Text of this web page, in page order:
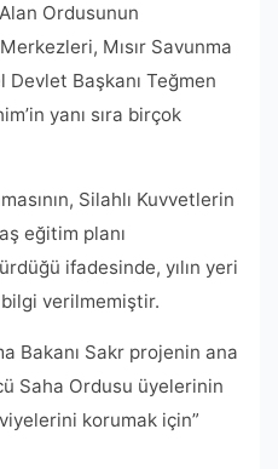
Ordusunun
Mısır Savunma
Devlet Başkanı Teğmen
yanı sıra birçok
Silahlı Kuvvetlerin
eğitim planı
ifadesinde, yılın yeri
verilmemiştir.
Bakanı Sakr projenin ana
Saha Ordusu üyelerinin
korumak için”